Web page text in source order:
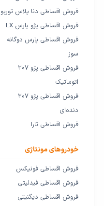
فروش اقساطی دنا پلاس توربو
فروش اقساطی پژو پارس LX
فروش اقساطی پارس دوگانه
سوز
فروش اقساطی پژو ۲۰۷
اتوماتیک
فروش اقساطی پژو ۲۰۷
دنده‌ای
فروش اقساطی تارا
خودروهای مونتاژی
فروش اقساطی فونیکس
فروش اقساطی فیدلیتی
فروش اقساطی دیگنیتی